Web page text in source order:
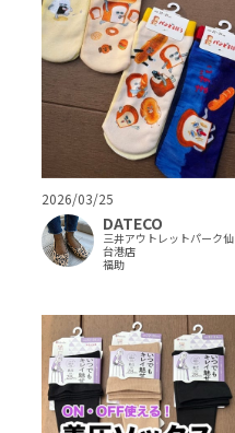
2026/03/25
DATECO
三井アウトレットパーク仙
台港店
福助